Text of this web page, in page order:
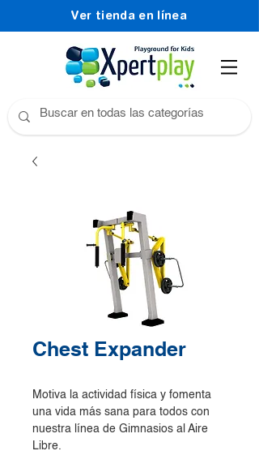
Ver tienda en línea
Chest Expander
Motiva la actividad física y fomenta
una vida más sana para todos con
nuestra línea de Gimnasios al Aire
Libre.